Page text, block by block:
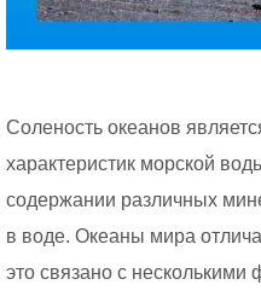
Соленость океанов
характеристик морской
содержании различных
в воде. Океаны мира
это связано с несколькими